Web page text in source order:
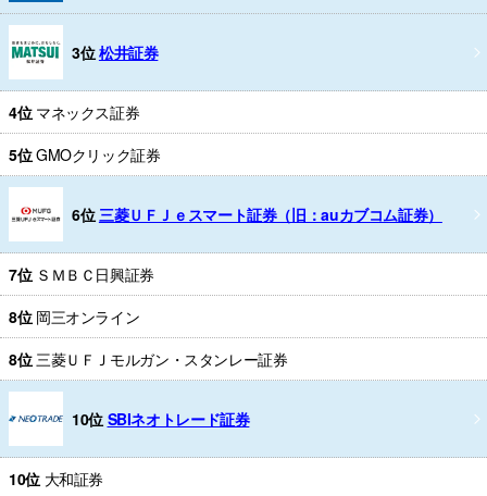
3位松井証券
4位 マネックス証券
5位GMOクリック証券
6位 三菱ＵＦＪｅスマート証券（旧：auカブコム証券）
7位 ＳＭＢＣ日興証券
8位 岡三オンライン
8位 三菱ＵＦＪモルガン・スタンレー証券
10位 SBIネオトレード証券
10位 大和証券